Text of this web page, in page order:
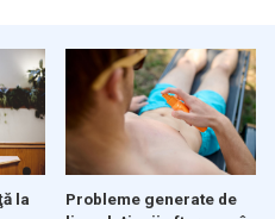
la
Probleme generate de